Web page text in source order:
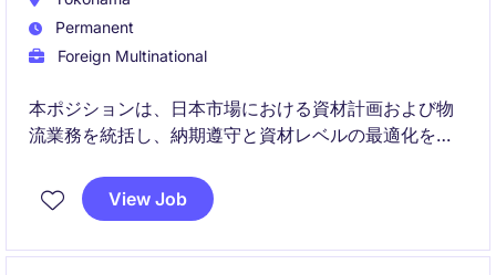
Permanent
Foreign Multinational
本ポジションは、日本市場における資材計画および物
流業務を統括し、納期遵守と資材レベルの最適化を実
ーバルマトリックス環境で物流戦略に貢献していただ
きます。
View Job